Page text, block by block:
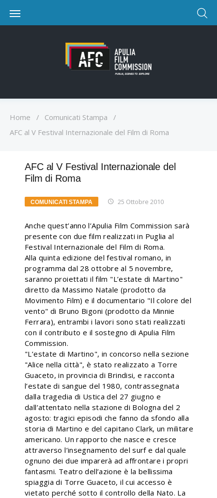
Home / Comunicati Stampa
/
AFC al V Festival Internazionale del Film di Roma
AFC al V Festival Internazionale del
Film di Roma
COMUNICATI STAMPA 25 Ottobre 2010
Anche quest’anno l’Apulia Film Commission sarà
presente con due film realizzati in Puglia al
Festival Internazionale del Film di Roma.
Alla quinta edizione del festival romano, in
programma dal 28 ottobre al 5 novembre,
saranno proiettati il film "L’estate di Martino"
diretto da Massimo Natale (prodotto da
Movimento Film) e il documentario "Il colore del
vento" di Bruno Bigoni (prodotto da Minnie
Ferrara), entrambi i lavori sono stati realizzati
con il contributo e il sostegno di Apulia Film
Commission.
"L’estate di Martino", in concorso nella sezione
"Alice nella città", è stato realizzato a Torre
Guaceto, in provincia di Brindisi, e racconta
l’estate di sangue del 1980, contrassegnata
dalla tragedia di Ustica del 27 giugno e
dall’attentato nella stazione di Bologna del 2
agosto: tragici episodi che fanno da sfondo alla
storia di Martino e del capitano Clark, un militare
americano. Un rapporto che nasce e cresce
attraverso l’insegnamento del surf e dal quale
ognuno dei due imparerà ad affrontare i propri
fantasmi. Teatro dell’azione è la bellissima
spiaggia di Torre Guaceto, il cui accesso è
vietato perché sotto il controllo della Nato. La